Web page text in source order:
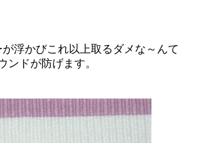
浮かびこれ以上取るダメな～んて
ンドが防げます。